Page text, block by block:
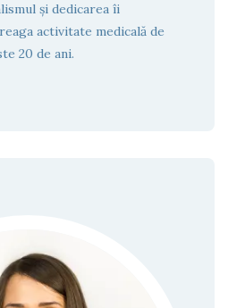
și dedicarea îi
activitate medicală de
20 de ani.